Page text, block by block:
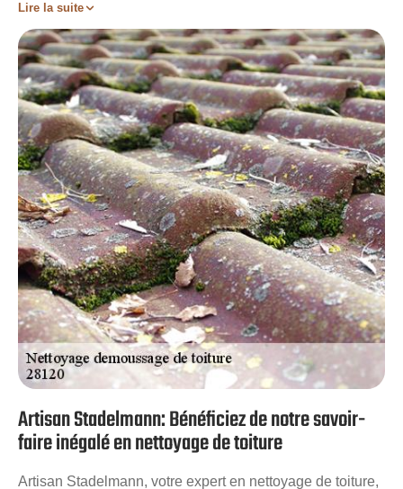
également des difficultés d’accès. Pour les tuiles très
fragilisées, il faut, par exemple, l’utilisation d’une brosse
métallique. Pour les tuiles encore en bon état, il est
possible d’utiliser un Kärcher tout en veillant à ne pas
envoyer une pression d’eau trop puissante. Quel que soit
le type de votre revêtement de toit, L’entreprise Artisan
Stadelmann est apte à effectuer un travail de nettoyage et
de démoussage de qualité.
Lire la suite
Artisan Stadelmann: Bénéficiez de notre savoir-
faire inégalé en nettoyage de toiture
Artisan Stadelmann, votre expert en nettoyage de toiture,